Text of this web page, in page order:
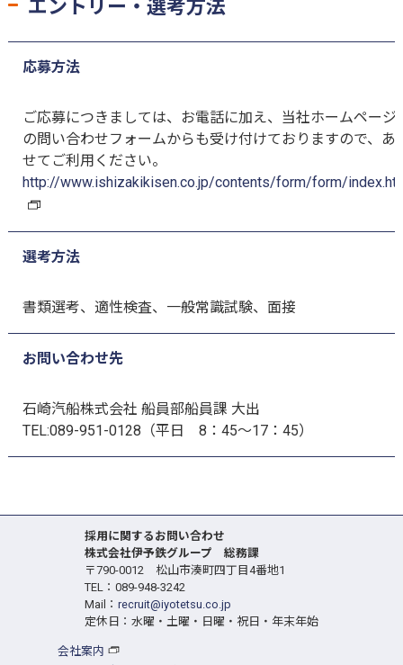
エントリー・選考方法
応募方法
ご応募につきましては、お電話に加え、当社ホームページ
の問い合わせフォームからも受け付けておりますので、あ
せてご利用ください。
http://www.ishizakikisen.co.jp/contents/form/form/
選考方法
書類選考、適性検査、一般常識試験、面接
お問い合わせ先
石崎汽船株式会社 船員部船員課 大出
TEL:089-951-0128（平日 8：45～17：45）
採用に関するお問い合わせ
株式会社伊予鉄グループ 総務課
〒790-0012 松山市湊町四丁目4番地1
TEL：089-948-3242
Mail： recruit@iyotetsu.co.jp
定休日：水曜・土曜・日曜・祝日・年末年始
会社案内